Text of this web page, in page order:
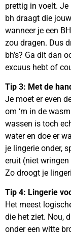
prettig in voelt. Je
bh draagt die
wanneer je een
zou dragen. Dus
bh’s? Ga dit dan
excuus hebt of
Tip 3: Met de
Je moet er even
om ‘m in de
wassen is toch
water en doe er
je lingerie onder,
eruit (niet wringen
Zo droogt je
Tip 4: Lingerie
Het meest
die het ziet. Nou,
onder een witte